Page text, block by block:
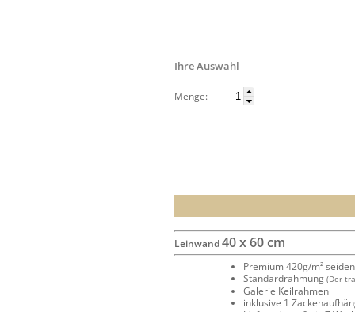
Ihre Auswahl
Menge:
Leinwand40 x 60 cm
Premium 420g/m²
Standardrahmung (Der
Galerie Keilrahmen
inklusive 1